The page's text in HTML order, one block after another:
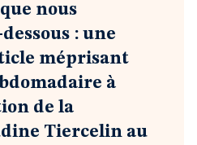
que nous
: une
méprisant
à
de la
Tiercelin au